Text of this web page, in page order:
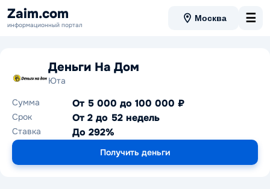
Zaim.com
информационный портал
Москва ☰
Деньги На Дом
Юта
Сумма
От 5 000 до 100 000 ₽
Срок От 2 до 52 недель
Ставка До 292%
Получить деньги